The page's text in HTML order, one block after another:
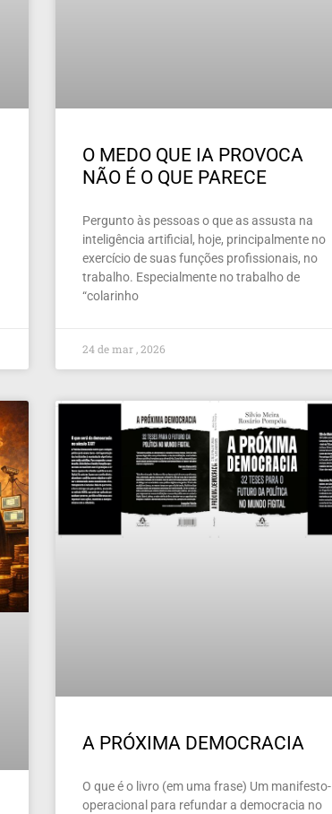
O MEDO QUE IA PROVOCA
NÃO É O QUE PARECE
Pergunto às pessoas o que as assusta na
inteligência artificial, hoje, principalmente no
exercício de suas funções profissionais, no
trabalho. Especialmente no trabalho de
“colarinho
24 de mar , 2026
A PRÓXIMA DEMOCRACIA
O que é o livro (em uma frase) Um manifesto-
operacional para refundar a democracia no